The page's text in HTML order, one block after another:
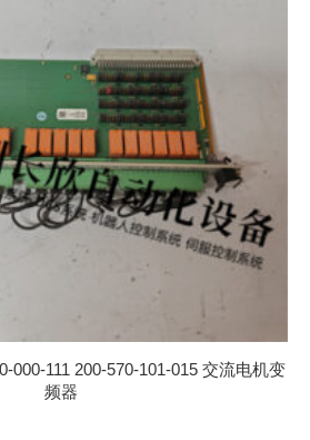
000-111 200-570-101-015 交流电机变
频器